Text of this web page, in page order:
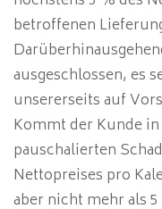
betroffenen
ausgeschlossen, es
unsererseits auf
Kommt der Kunde
pauschalierten
Nettopreises pro
aber nicht mehr als